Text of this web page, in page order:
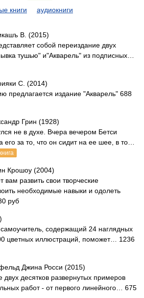
книги аудиокниги
В. (2015)
собой переиздание двух
тушью" и"Акварель" из подписных…
С. (2014)
предлагается издание "Акварель" 688
Грин (1928)
не в духе. Вчера вечером Бетси
его за то, что он сидит на ее шее, в то…
Крошоу (2004)
вам развить свои творческие
необходимые навыки и одолеть
руб
содержащий 24 наглядных
цветных иллюстраций, поможет… 1236
Джина Росси (2015)
двух десятков развернутых примеров
работ - от первого линейного… 675